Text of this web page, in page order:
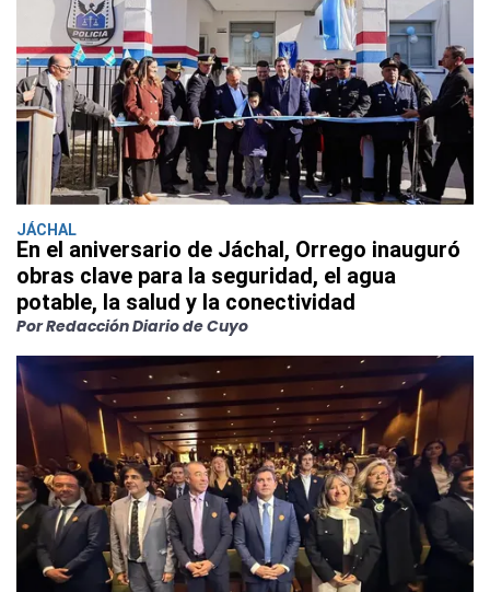
JÁCHAL
En el aniversario de Jáchal, Orrego inauguró
obras clave para la seguridad, el agua
potable, la salud y la conectividad
Por Redacción Diario de Cuyo